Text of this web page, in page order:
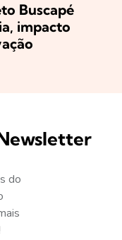
Buscapé
impacto
do